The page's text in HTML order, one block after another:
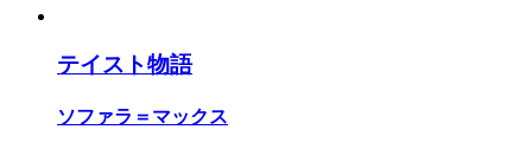
テイスト物語
ソファラ＝マックス